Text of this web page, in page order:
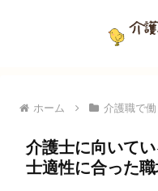
ホーム 介護職で働
介護士に向いて
士適性に合った職